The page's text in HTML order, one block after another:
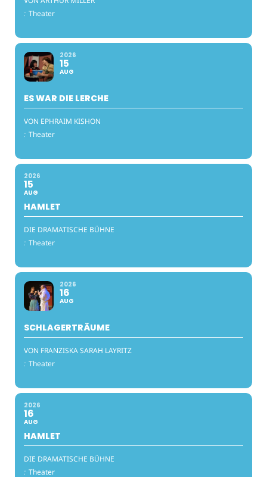
: Theater
2026
15
AUG
ES WAR DIE LERCHE
VON EPHRAIM KISHON
: Theater
2026
15
AUG
HAMLET
DIE DRAMATISCHE BÜHNE
: Theater
2026
16
AUG
SCHLAGERTRÄUME
VON FRANZISKA SARAH LAYRITZ
: Theater
2026
16
AUG
HAMLET
DIE DRAMATISCHE BÜHNE
: Theater